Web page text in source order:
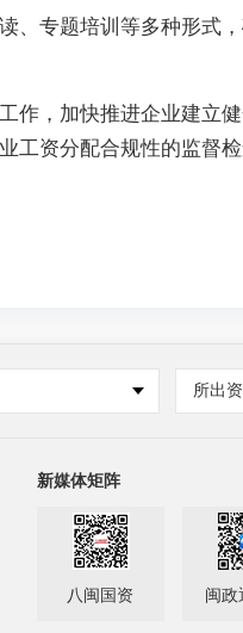
、专题培训等多种形式
作，加快推进企业建立
工资分配合规性的监督
所出
新媒体矩阵
八闽国资 闽政